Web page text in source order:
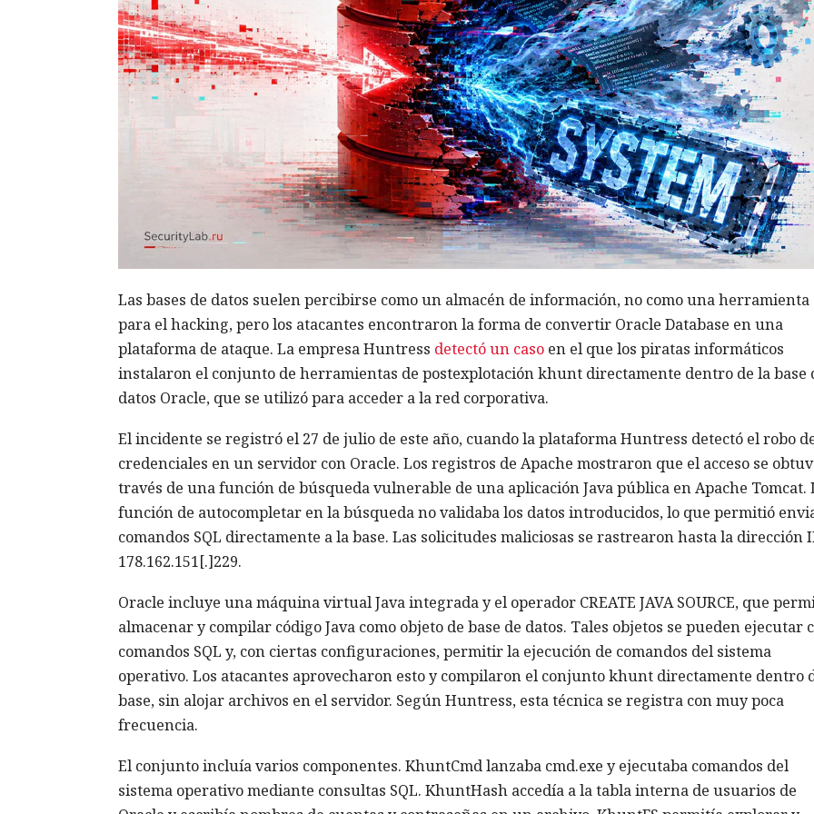
Las bases de datos suelen percibirse como un almacén de información, no como una herramienta
para el hacking, pero los atacantes encontraron la forma de convertir Oracle Database en una
plataforma de ataque. La empresa Huntress detectó un casoen el que los piratas informáticos
instalaron el conjunto de herramientas de postexplotación khunt directamente dentro de la base
datos Oracle, que se utilizó para acceder a la red corporativa.
El incidente se registró el 27 de julio de este año, cuando la plataforma Huntress detectó el robo
credenciales en un servidor con Oracle. Los registros de Apache mostraron que el acceso se
través de una función de búsqueda vulnerable de una aplicación Java pública en Apache Tomcat.
función de autocompletar en la búsqueda no validaba los datos introducidos, lo que permitió
comandos SQL directamente a la base. Las solicitudes maliciosas se rastrearon hasta la dirección
178.162.151[.]229.
Oracle incluye una máquina virtual Java integrada y el operador CREATE JAVA SOURCE, que
almacenar y compilar código Java como objeto de base de datos. Tales objetos se pueden ejecutar
comandos SQL y, con ciertas configuraciones, permitir la ejecución de comandos del sistema
operativo. Los atacantes aprovecharon esto y compilaron el conjunto khunt directamente dentro
base, sin alojar archivos en el servidor. Según Huntress, esta técnica se registra con muy poca
frecuencia.
El conjunto incluía varios componentes. KhuntCmd lanzaba cmd.exe y ejecutaba comandos del
sistema operativo mediante consultas SQL. KhuntHash accedía a la tabla interna de usuarios de